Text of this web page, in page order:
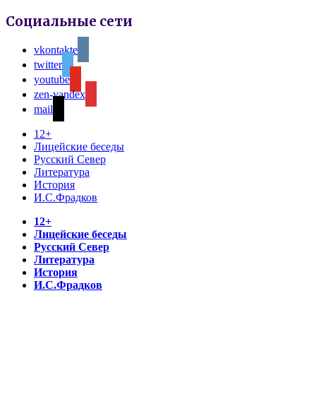
Социальные сети
vkontakte
twitter
youtube
zen-yandex
mail
12+
Лицейские беседы
Русский Север
Литература
История
И.С.Фрадков
12+
Лицейские беседы
Русский Север
Литература
История
И.С.Фрадков